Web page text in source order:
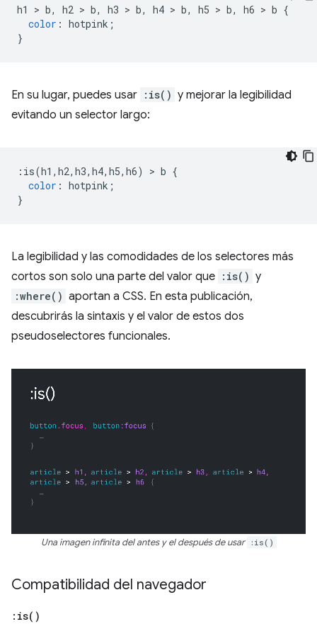
h1 > b, h2 > b, h3 > b, h4 > b, h5 > b, h6 > b {
color : hotpink ;
}
En su lugar, puedes usar :is() y mejorar la legibilidad
evitando un selector largo:
: is(h1 , h2, h3, h4, h5, h6) > b {
color : hotpink ;
}
La legibilidad y las comodidades de los selectores más
cortos son solo una parte del valor que :is() y
:where() aportan a CSS. En esta publicación,
descubrirás la sintaxis y el valor de estos dos
pseudoselectores funcionales.
Una imagen infinita del antes y el después de usar :is()
Compatibilidad del navegador
: is( )